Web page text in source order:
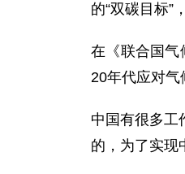
的“双碳目标”
在《联合国气
20年代应对气
中国有很多工
的，为了实现